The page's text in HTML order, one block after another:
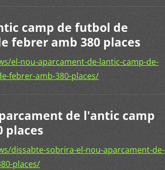
camp de futbol de
febrer amb 380 places
el-nou-aparcament-de-lantic-camp-de-
febrer-amb-380-places/
de l'antic camp
places
dissabte-sobrira-el-nou-aparcament-de-
places/